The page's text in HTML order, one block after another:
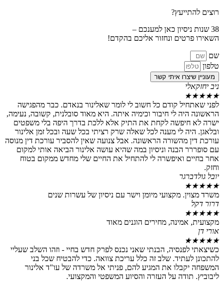
ונחזור אליכם בהקדם!
איתי קשר
קודם כל חשוב לי לומר שאלינור בנאדם. כבר מהפגישה
לי חיבור וכימיה איתה. היא מאוד סובלנית, קשובה, נעימה,
לקחת את התיק אלא ללכת בדרך היפה בלי משפטים
לי מענה לכל שאלה שרק רציתי בכל שעה ובכל זמן אלינור
מהשורה הראשונה. אבל צנועה שאין להסביר עורכת דין מנוסה
הבנה וניסיון במה שהיא עושה אלינור הביאה אותי למקום
ואיפשרה לי להתחיל את החיים שלי מחדש ממקום בטוח
מקצועי מיומן וישר עם ניסיון של עשרות שנים
מחירים הוגנים מאוד
הבנתי שאני נכנס לפרק חדש בחיי - וזהו השלב שעליי
שלב זה כלל עריכת צוואה. כדי להבטיח שכל בני
את המגיע להם, פניתי אל משרדה של עו"ד אלינור
על העזרה והסיוע המשפטי והמקצועי.